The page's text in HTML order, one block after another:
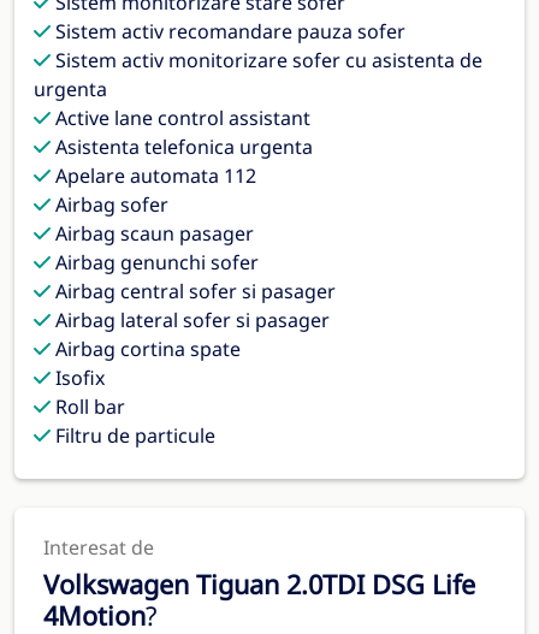
Sistem activ recomandare pauza sofer
Sistem activ monitorizare sofer cu asistenta de
urgenta
Active lane control assistant
Asistenta telefonica urgenta
Apelare automata 112
Airbag sofer
Airbag scaun pasager
Airbag genunchi sofer
Airbag central sofer si pasager
Airbag lateral sofer si pasager
Airbag cortina spate
Isofix
Roll bar
Filtru de particule
Interesat de
Volkswagen Tiguan 2.0TDI DSG Life
4Motion?